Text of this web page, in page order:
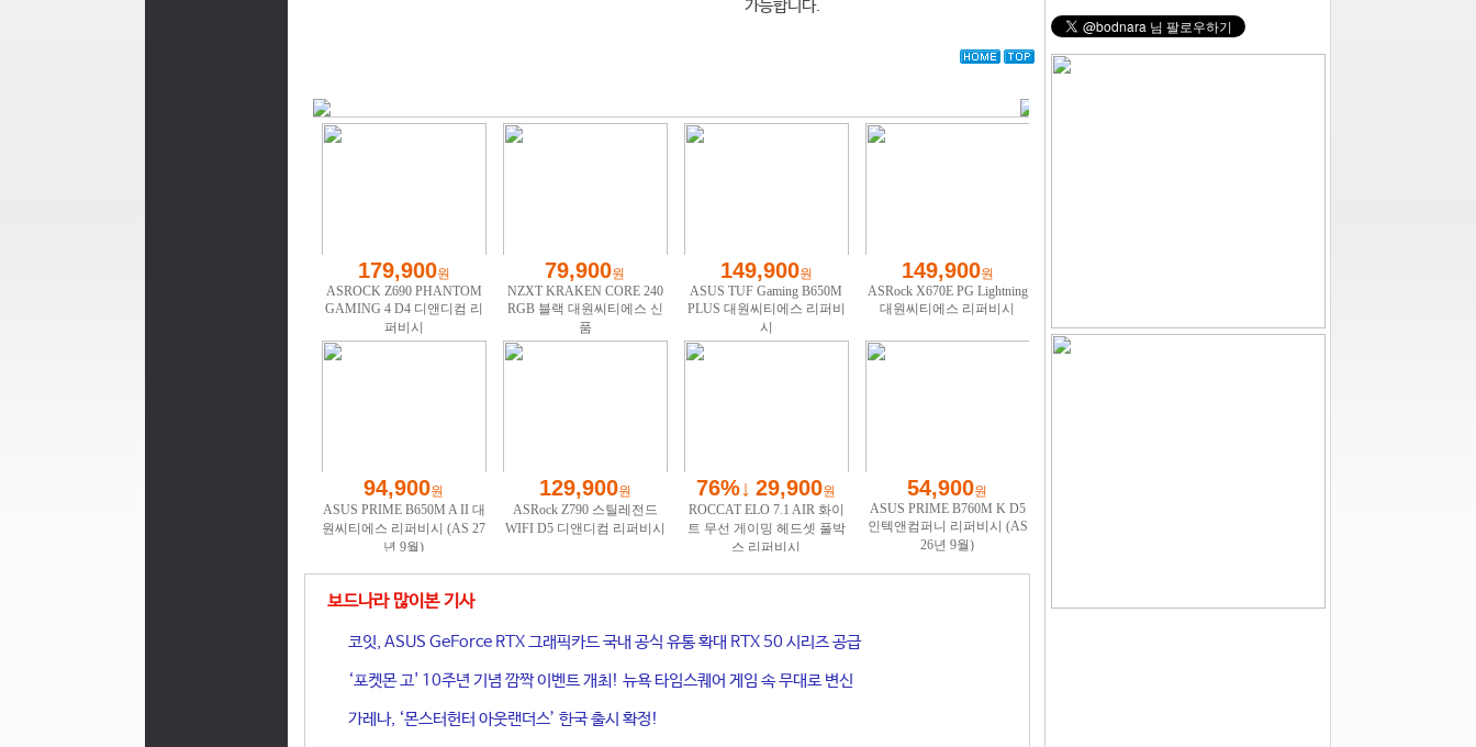
보드나라 많이본 기사
코잇, ASUS GeForce RTX 그래픽카드 국내 공식 유통 확대 RTX 50 시리즈 공급
‘포켓몬 고' 10주년 기념 깜짝 이벤트 개최! 뉴욕 타임스퀘어 게임 속 무대로 변신
가레나, ‘몬스터헌터 아웃랜더스’ 한국 출시 확정!